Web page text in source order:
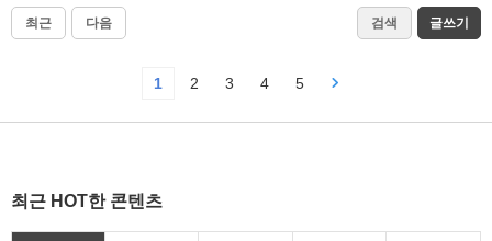
최근 다음 검색 글쓰기
1 2 3 4 5
최근 HOT한 콘텐츠